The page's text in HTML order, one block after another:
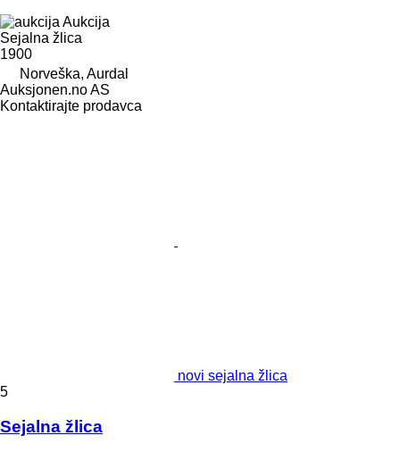
Aukcija
Sejalna žlica
1900
Norveška, Aurdal
Auksjonen.no AS
Kontaktirajte prodavca
novi sejalna žlica
5
Sejalna žlica